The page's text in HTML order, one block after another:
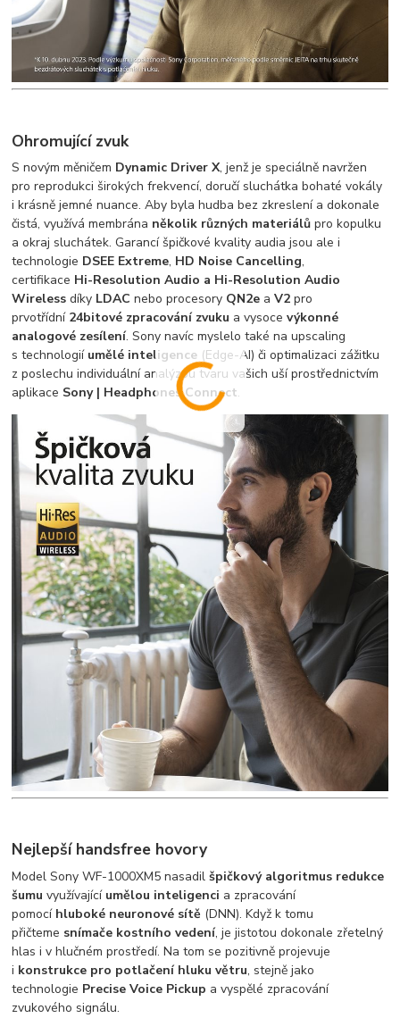
Ohromující zvuk
S novým měničem Dynamic Driver X, jenž je speciálně navržen
pro reprodukci širokých frekvencí, doručí sluchátka bohaté vokály
i krásně jemné nuance. Aby byla hudba bez zkreslení a dokonale
čistá, využívá membrána několik různých materiálů pro kopulku
a okraj sluchátek. Garancí špičkové kvality audia jsou ale i
technologie DSEE Extreme, HD Noise Cancelling,
certifikace Hi-Resolution Audio a Hi-Resolution Audio
Wireless díky LDACnebo procesory QN2e aV2 pro
prvotřídní 24bitové zpracování zvuku a vysocevýkonné
analogové zesílení. Sony navíc myslelo také na upscaling
s technologií umělé inteligence (Edge-AI) či optimalizaci zážitku
z poslechu individuální analýzou tvaru vašich uší prostřednictvím
aplikace Sony | Headphones Connect.
Nejlepší handsfree hovory
Model Sony WF-1000XM5 nasadilšpičkový algoritmus redukce
šumu využívající umělou inteligenci a zpracování
pomocí hluboké neuronové sítě (DNN). Když k tomu
přičteme snímače kostního vedení, je jistotou dokonale zřetelný
hlas i v hlučném prostředí. Na tom se pozitivně projevuje
i konstrukce pro potlačení hluku větru, stejně jako
technologie Precise Voice Pickup a vyspělé zpracování
zvukového signálu.